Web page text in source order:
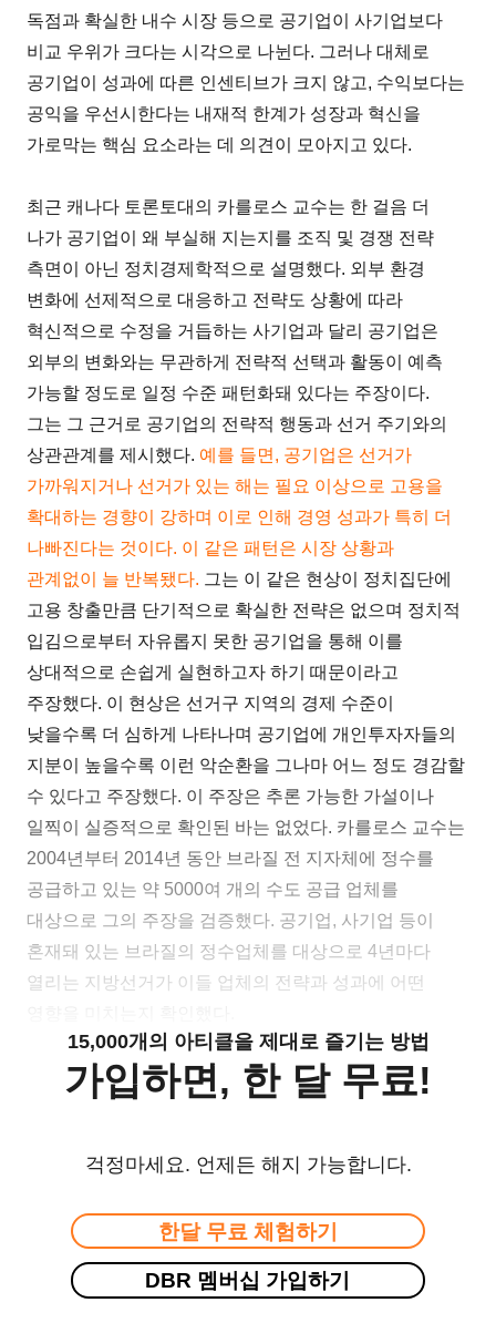
독점과 확실한 내수 시장 등으로 공기업이 사기업보다
비교 우위가 크다는 시각으로 나뉜다. 그러나 대체로
공기업이 성과에 따른 인센티브가 크지 않고, 수익보다는
공익을 우선시한다는 내재적 한계가 성장과 혁신을
가로막는 핵심 요소라는 데 의견이 모아지고 있다.
최근 캐나다 토론토대의 카를로스 교수는 한 걸음 더
나가 공기업이 왜 부실해 지는지를 조직 및 경쟁 전략
측면이 아닌 정치경제학적으로 설명했다. 외부 환경
변화에 선제적으로 대응하고 전략도 상황에 따라
혁신적으로 수정을 거듭하는 사기업과 달리 공기업은
외부의 변화와는 무관하게 전략적 선택과 활동이 예측
가능할 정도로 일정 수준 패턴화돼 있다는 주장이다.
그는 그 근거로 공기업의 전략적 행동과 선거 주기와의
상관관계를 제시했다. 예를 들면, 공기업은 선거가
가까워지거나 선거가 있는 해는 필요 이상으로 고용을
확대하는 경향이 강하며 이로 인해 경영 성과가 특히 더
나빠진다는 것이다. 이 같은 패턴은 시장 상황과
관계없이 늘 반복됐다. 그는 이 같은 현상이 정치집단에
고용 창출만큼 단기적으로 확실한 전략은 없으며 정치적
입김으로부터 자유롭지 못한 공기업을 통해 이를
상대적으로 손쉽게 실현하고자 하기 때문이라고
주장했다. 이 현상은 선거구 지역의 경제 수준이
낮을수록 더 심하게 나타나며 공기업에 개인투자자들의
지분이 높을수록 이런 악순환을 그나마 어느 정도 경감할
수 있다고 주장했다. 이 주장은 추론 가능한 가설이나
일찍이 실증적으로 확인된 바는 없었다. 카를로스 교수는
2004년부터 2014년 동안 브라질 전 지자체에 정수를
공급하고 있는 약 5000여 개의 수도 공급 업체를
대상으로 그의 주장을 검증했다. 공기업, 사기업 등이
혼재돼 있는 브라질의 정수업체를 대상으로 4년마다
열리는 지방선거가 이들 업체의 전략과 성과에 어떤
15,000개의 아티클을 제대로 즐기는 방법
가입하면, 한 달 무료!
걱정마세요. 언제든 해지 가능합니다.
한달 무료 체험하기
DBR 멤버십 가입하기